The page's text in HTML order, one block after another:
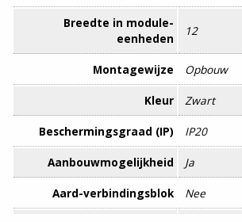
Breedte in module-
eenheden
12
Montagewijze Opbouw
Kleur Zwart
Beschermingsgraad (IP) IP20
Aanbouwmogelijkheid Ja
Aard-verbindingsblok Nee